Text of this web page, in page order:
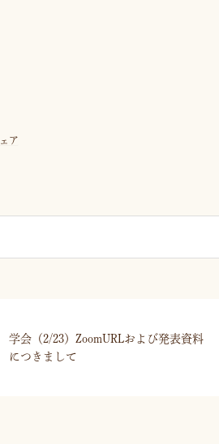
ア
学会（2/23）ZoomURLおよび発表資料
につきまして